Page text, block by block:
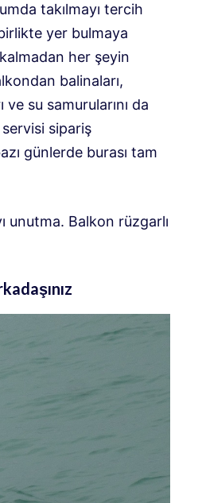
takılmayı tercih
yer bulmaya
her şeyin
balinaları,
ve su samurularını da
sipariş
günlerde burası tam
unutma. Balkon rüzgarlı